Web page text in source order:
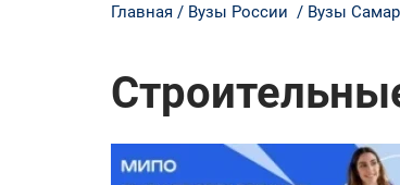
Главная Вузы России Вузы